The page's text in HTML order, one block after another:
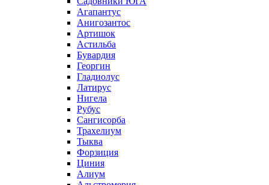
Агапантус
Анигозантос
Артишок
Астильба
Бувардия
Георгин
Гладиолус
Латирус
Нигела
Рубус
Сангисорба
Трахелиум
Тыква
Форзиция
Циния
Алиум